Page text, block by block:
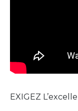
EXIGEZ